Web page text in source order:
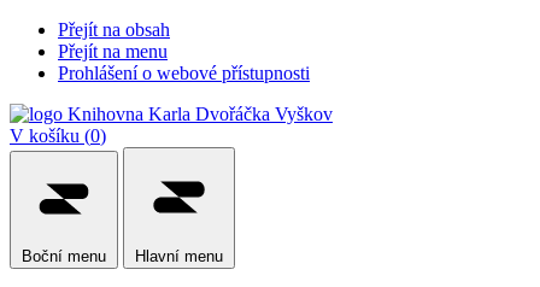
Přejít na obsah
Přejít na menu
Prohlášení o webové přístupnosti
V košíku (0)
Boční menu Hlavní menu